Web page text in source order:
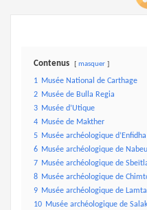
Contenus masquer
1 Musée National de Carthage
2 Musée de Bulla Regia
3 Musée d’Utique
4 Musée de Makther
5 Musée archéologique d’Enfidha
6 Musée archéologique de Nabeul
7 Musée archéologique de
8 Musée archéologique de
9 Musée archéologique de Lamta
10 Musée archéologique de